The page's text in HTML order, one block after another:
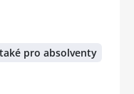
pro absolventy